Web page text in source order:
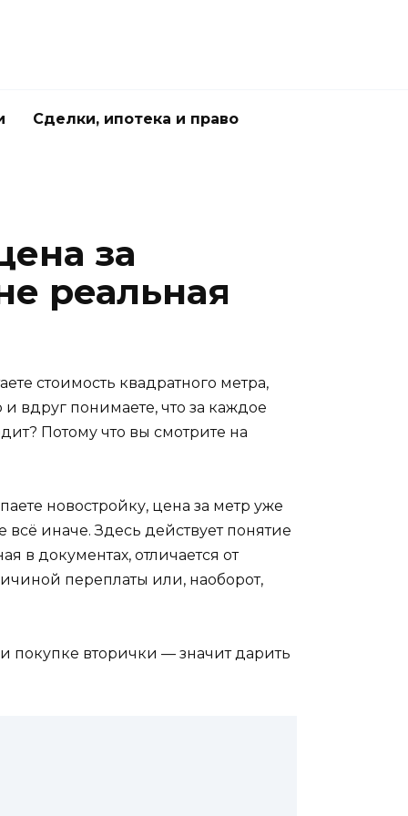
Сделки, ипотека и право
за
реальная
стоимость квадратного метра,
вдруг понимаете, что за каждое
Потому что вы смотрите на
новостройку, цена за метр уже
иначе. Здесь действует понятие
в документах, отличается от
переплаты или, наоборот,
покупке вторички — значит дарить